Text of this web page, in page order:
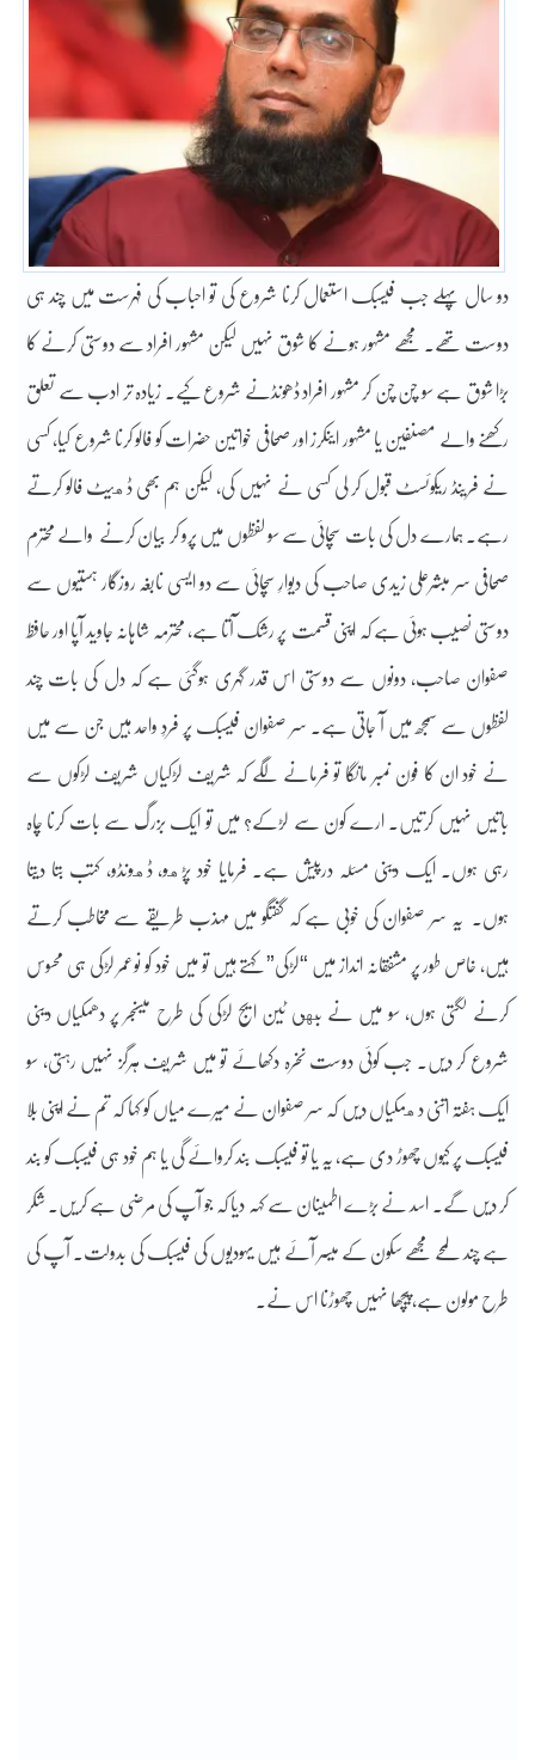
دو سال پہلے جب فیسبک استعمال کرنا شروع کی تو احباب کی فہرست میں چند ہی
دوست تھے۔ مجھے مشہور ہونے کا شوق نہیں لیکن مشہور افراد سے دوستی کرنے کا
بڑا شوق ہے سو چن چن کر مشہور افراد ڈھونڈنے شروع کیے۔ زیادہ تر ادب سے تعلق
رکھنے والے مصنفین یا مشہور اینکرز اور صحافی خواتین حضرات کو فالو کرنا شروع کیا، کسی
نے فرینڈ ریکوئسٹ قبول کر لی کسی نے نہیں کی، لیکن ہم بھی ڈهیٹ فالو کرتے
رہے۔ ہمارے دل کی بات سچائی سے سو لفظوں میں پرو کر بیان کرنے والے محترم
صحافی سر مبشرعلی زیدی صاحب کی دیوارِ سچائی سے دو ایسی نابغہ روزگار ہستیوں سے
دوستی نصیب ہوئی ہے کہ اپنی قسمت پر رشک آتا ہے، محترمہ شاہانہ جاوید آپا اور حافظ
صفوان صاحب، دونوں سے دوستی اس قدر گہری ہوگئی ہے کہ دل کی بات چند
لفظوں سے سمجھ میں آ جاتی ہے۔ سر صفوان فیسبک پر فردِ واحد ہیں جن سے میں
نے خود ان کا فون نمبر مانگا تو فرمانے لگے کہ شریف لڑکیاں شریف لڑکوں سے
باتیں نہیں کرتیں۔ ارے کون سے لڑکے؟ میں تو ایک بزرگ سے بات کرنا چاہ
رہی ہوں۔ ایک دینی مسئلہ درپیش ہے۔ فرمایا خود پڑهو، ڈهونڈو، کتب بتا دیتا
ہوں۔ یہ سر صفوان کی خوبی ہے کہ گفتگو میں مہذب طریقے سے مخاطب کرتے
ہیں، خاص طور پر مشفقانہ انداز میں “لڑکی” کہتے ہیں تو میں خود کو نوعمر لڑکی ہی محسوس
کرنے لگتی ہوں، سو میں نے بهی ٹین ایج لڑکی کی طرح میسنجر پر دھمکیاں دینی
شروع کر دیں۔ جب کوئی دوست نخرہ دکھائے تو میں شریف ہرگز نہیں رہتی، سو
ایک ہفتہ اتنی دهمکیاں دیں کہ سر صفوان نے میرے میاں کو کہا کہ تم نے اپنی بلا
فیسبک پر کیوں چھوڑ دی ہے، یہ یا تو فیسبک بند کروائے گی یا ہم خود ہی فیسبک کو بند
کر دیں گے۔ اسد نے بڑے اطمینان سے کہہ دیا کہ جو آپ کی مرضی ہے کریں۔ شکر
ہے چند لمحے مجھے سکون کے میسر آئے ہیں یہودیوں کی فیسبک کی بدولت۔ آپ کی
طرح مولون ہے، پیچھا نہیں چھوڑنا اس نے۔